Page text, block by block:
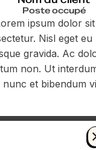
Poste occupé
ipsum dolor
Nisl eget eu
gravida. Ac
non. Ut
nunc et bibendum